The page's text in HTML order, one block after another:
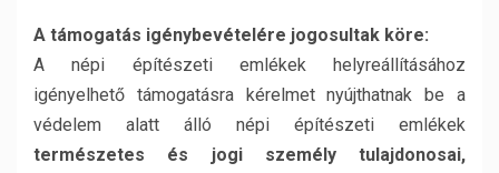
A támogatás igénybevételére jogosultak köre:
A népi építészeti emlékek helyreállításához
igényelhető támogatásra kérelmet nyújthatnak be a
védelem alatt álló népi építészeti emlékek
természetes és jogi személy tulajdonosai,